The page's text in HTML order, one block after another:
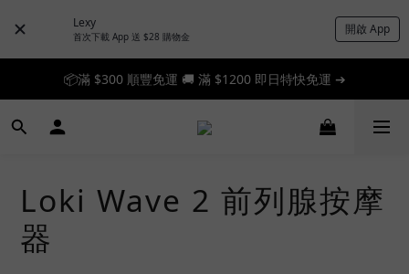
Lexy
首次下載 App 送 $28 購物金 開啟 App
📦滿 $300 順豐免運 🚚 滿 $1200 即日特快免運 ➔
📦滿 $300 順豐免運 🚚 滿 $1200 即日特快免運 ➔
🎉 新人首單享 88 折，快來領券加入！➔
Loki Wave 2 前列腺按摩
器